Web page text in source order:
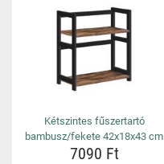
Kétszintes fűszertartó
bambusz/fekete 42x18x43 cm
7090 Ft